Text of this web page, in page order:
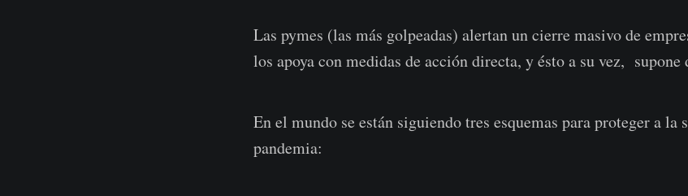
Las pymes (las más golpeadas) alertan un cierre masivo de
los apoya con medidas de acción directa, y ésto a su vez, supone
En el mundo se están siguiendo tres esquemas para proteger a la
pandemia: